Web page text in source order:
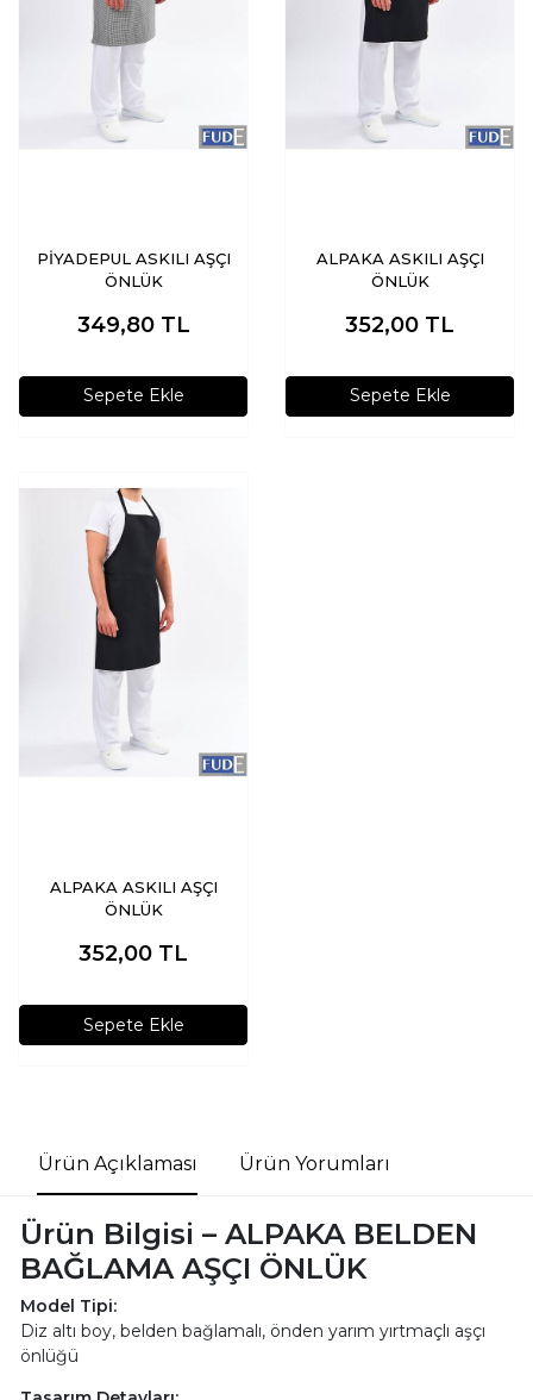
PİYADEPUL ASKILI AŞÇI
ÖNLÜK
349,80 TL
Sepete Ekle
ALPAKA ASKILI AŞÇI
ÖNLÜK
352,00 TL
Sepete Ekle
ALPAKA ASKILI AŞÇI
ÖNLÜK
352,00 TL
Sepete Ekle
Ürün Açıklaması Ürün Yorumları
Ürün Bilgisi – ALPAKA BELDEN
BAĞLAMA AŞÇI ÖNLÜK
Model Tipi:
Diz altı boy, belden bağlamalı, önden yarım yırtmaçlı aşçı
önlüğü